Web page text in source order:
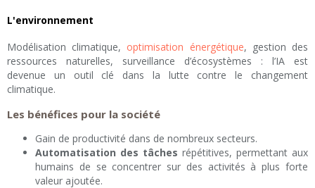
L'environnement
Modélisation climatique, optimisation énergétique, gestion des
ressources naturelles, surveillance d’écosystèmes : l’IA est
devenue un outil clé dans la lutte contre le changement
climatique.
Les bénéfices pour la société
Gain de productivité dans de nombreux secteurs.
Automatisation des tâches répétitives, permettant aux
humains de se concentrer sur des activités à plus forte
valeur ajoutée.